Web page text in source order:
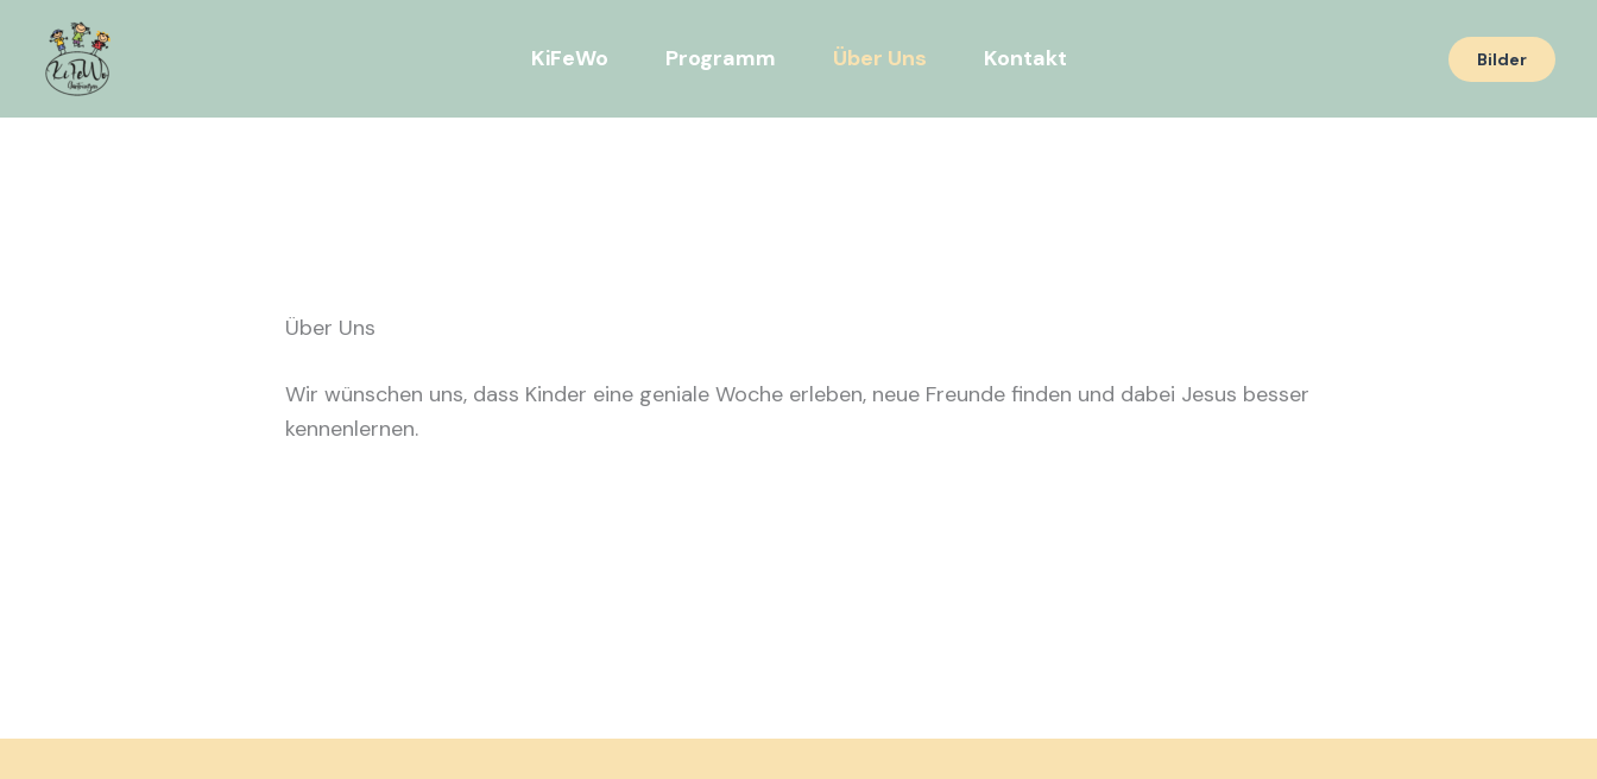
Inhalt
springen
KiFeWo Programm Über Uns Kontakt Bilder
Über Uns
Wir wünschen uns, dass Kinder eine geniale Woche erleben, neue Freunde finden und dabei Jesus besser
kennenlernen.